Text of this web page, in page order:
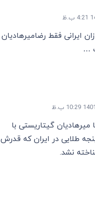
ایرانی فقط رضامیرهادیان
…
میرهادیان گیتاریستی با
طلایی در ایران که قدرش
نشد.